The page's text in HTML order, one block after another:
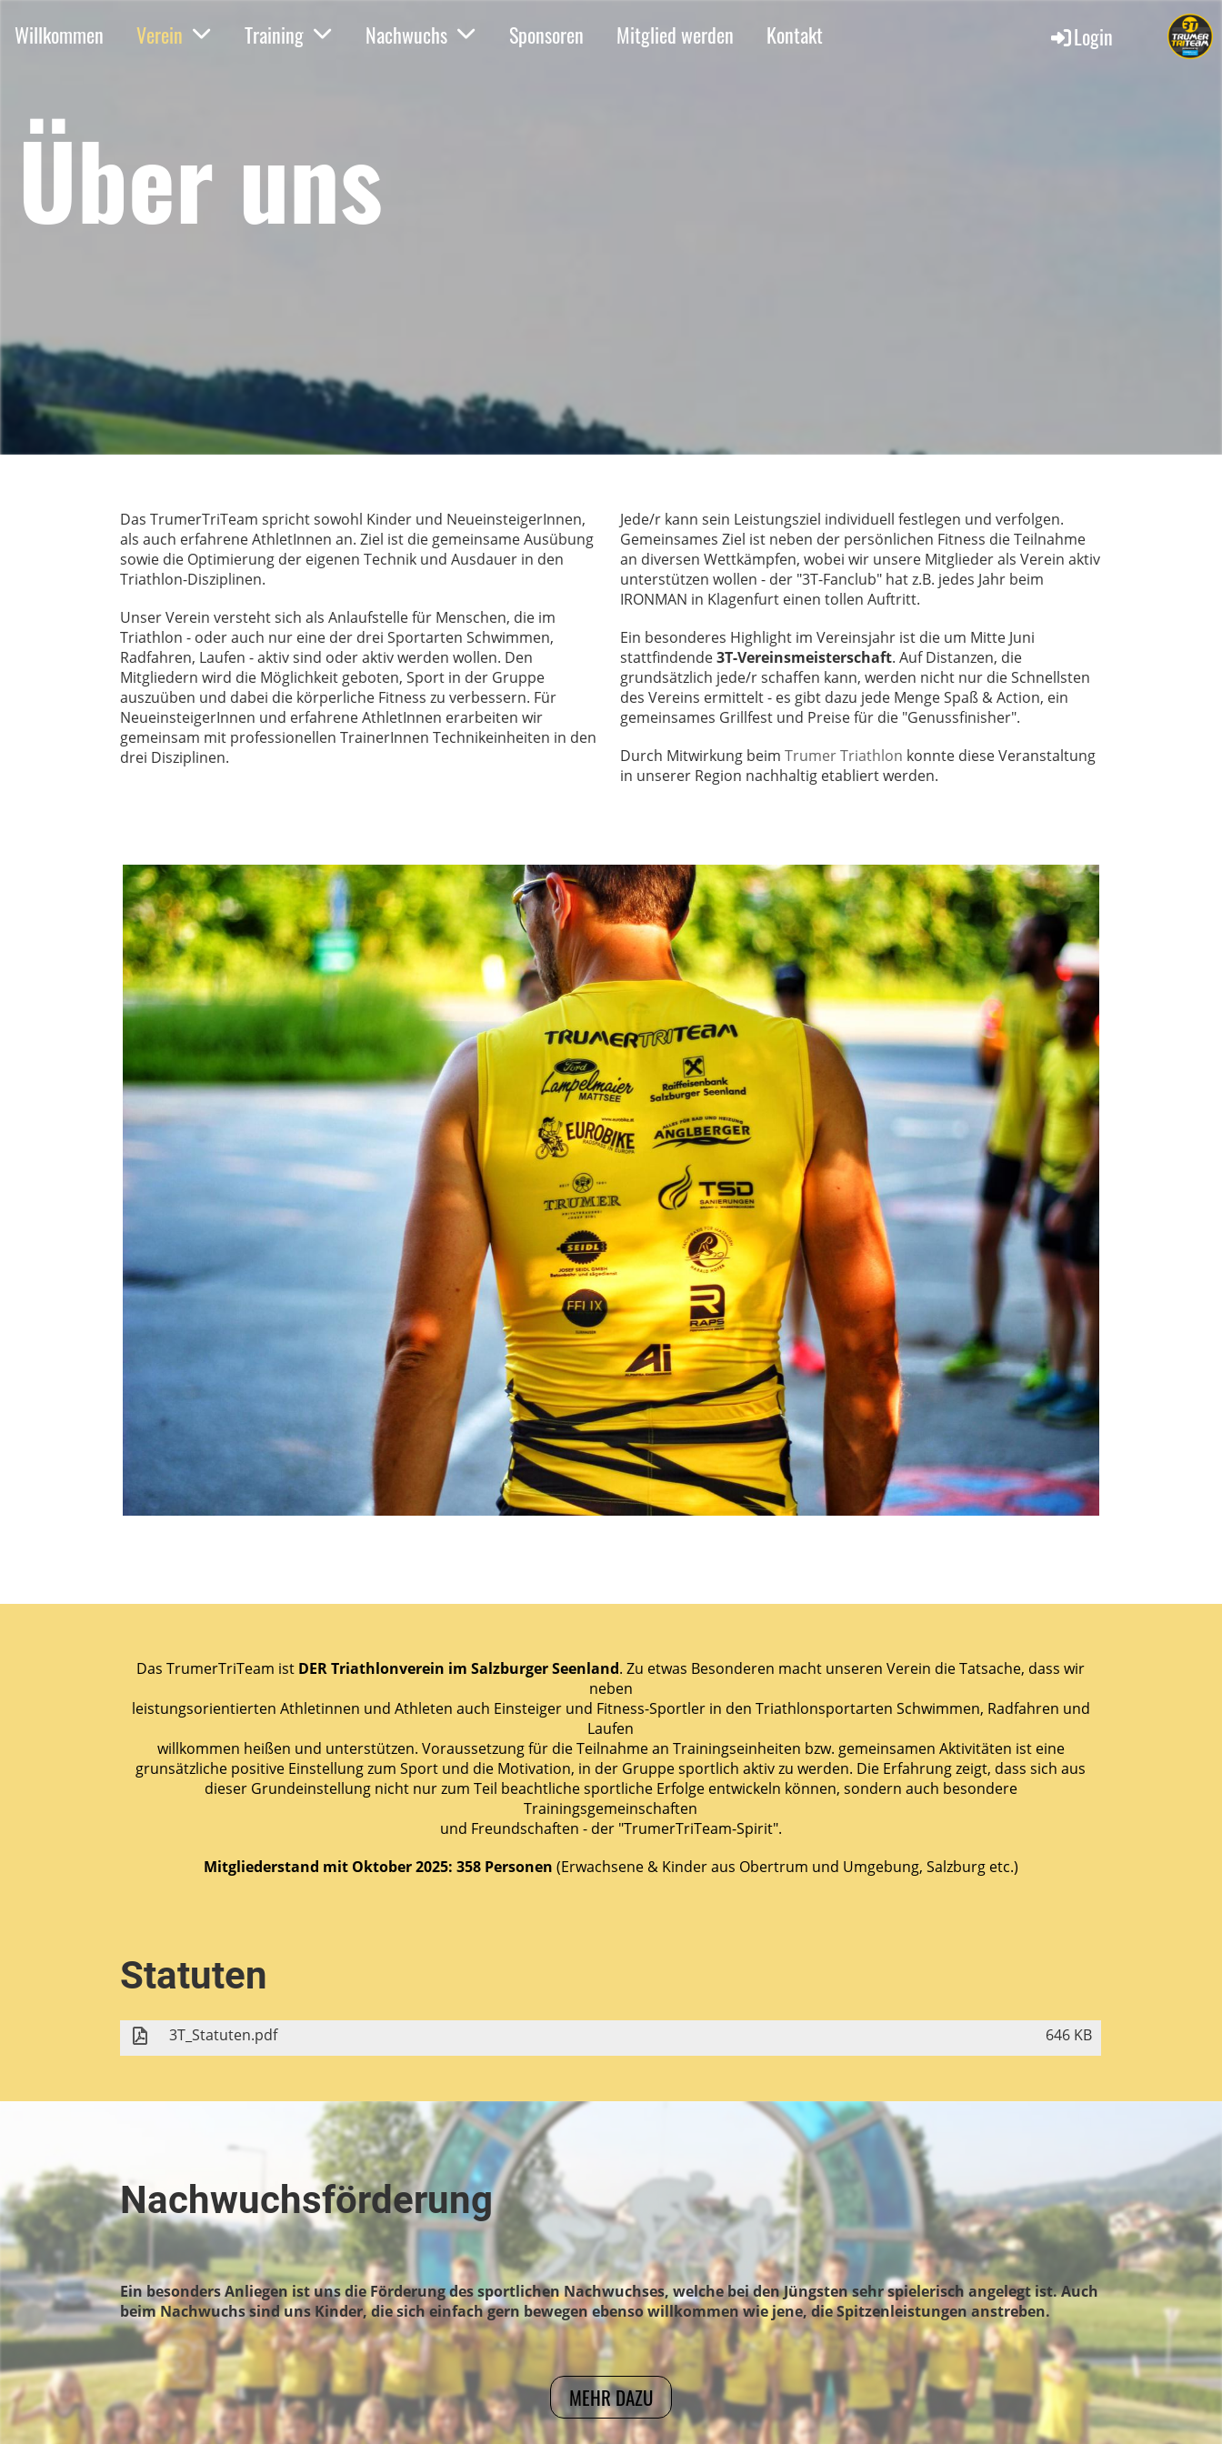
Willkommen Verein Training Nachwuchs Sponsoren Mitglied werden Kontakt Login
Über uns
Das TrumerTriTeam spricht sowohl Kinder und NeueinsteigerInnen,
als auch erfahrene AthletInnen an. Ziel ist die gemeinsame Ausübung
sowie die Optimierung der eigenen Technik und Ausdauer in den
Triathlon-Disziplinen.
Unser Verein versteht sich als Anlaufstelle für Menschen, die im
Triathlon - oder auch nur eine der drei Sportarten Schwimmen,
Radfahren, Laufen - aktiv sind oder aktiv werden wollen. Den
Mitgliedern wird die Möglichkeit geboten, Sport in der Gruppe
auszuüben und dabei die körperliche Fitness zu verbessern. Für
NeueinsteigerInnen und erfahrene AthletInnen erarbeiten wir
gemeinsam mit professionellen TrainerInnen Technikeinheiten in den
drei Disziplinen.
Jede/r kann sein Leistungsziel individuell festlegen und verfolgen.
Gemeinsames Ziel ist neben der persönlichen Fitness die Teilnahme
an diversen Wettkämpfen, wobei wir unsere Mitglieder als Verein aktiv
unterstützen wollen - der "3T-Fanclub" hat z.B. jedes Jahr beim
IRONMAN in Klagenfurt einen tollen Auftritt.
Ein besonderes Highlight im Vereinsjahr ist die um Mitte Juni
stattfindende3T-Vereinsmeisterschaft. Auf Distanzen, die
grundsätzlich jede/r schaffen kann, werden nicht nur die Schnellsten
des Vereins ermittelt - es gibt dazu jede Menge Spaß & Action, ein
gemeinsames Grillfest und Preise für die "Genussfinisher".
Durch Mitwirkung beim Trumer Triathlon konnte diese Veranstaltung
in unserer Region nachhaltig etabliert werden.
Das TrumerTriTeam ist DER Triathlonverein im Salzburger Seenland. Zu etwas Besonderen macht unseren Verein die Tatsache, dass wir
neben
leistungsorientierten Athletinnen und Athleten auch Einsteiger und Fitness-Sportler in den Triathlonsportarten Schwimmen, Radfahren und
Laufen
willkommen heißen und unterstützen. Voraussetzung für die Teilnahme an Trainingseinheiten bzw. gemeinsamen Aktivitäten ist eine
grunsätzliche positive Einstellung zum Sport und die Motivation, in der Gruppe sportlich aktiv zu werden. Die Erfahrung zeigt, dass sich aus
dieser Grundeinstellung nicht nur zum Teil beachtliche sportliche Erfolge entwickeln können, sondern auch besondere
Trainingsgemeinschaften
und Freundschaften - der "TrumerTriTeam-Spirit".
Mitgliederstand mit Oktober 2025: 358 Personen (Erwachsene & Kinder aus Obertrum und Umgebung, Salzburg etc.)
Statuten
3T_Statuten.pdf 646 KB
Nachwuchsförderung
Ein besonders Anliegen ist uns die Förderung des sportlichen Nachwuchses, welche bei den Jüngsten sehr spielerisch angelegt ist. Auch
beim Nachwuchs sind uns Kinder, die sich einfach gern bewegen ebenso willkommen wie jene, die Spitzenleistungen anstreben.
MEHR DAZU